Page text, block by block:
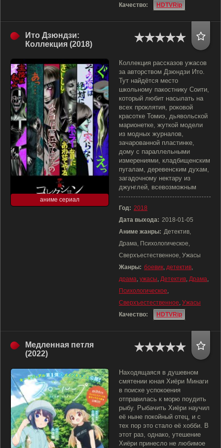
Качество:
HDTVRip
Ито Дзюндзи:
Коллекция (2018)
аниме сериал
Коллекция рассказов ужасов
за авторством Дзюндзи Ито.
Тут найдётся место
школьному пакостнику Соити,
который любит насылать на
всех проклятия, роковой
красотке Томиэ, дьявольской
марионетке, жуткой модели
из модных журналов,
зачарованной пластинке,
дому с параллельными
измерениями, кладбищенским
пугалам, деревенским духам,
загадочному нектару из
джунглей, всевозможным
Год: 2018
Дата выхода: 2018-01-05
Аниме жанры: Детектив,
Драма, Психологическое,
Сверхъестественное, Ужасы
Жанры: боевик, детектив,
драма, ужасы, Детектив, Драма,
Психологическое,
Сверхъестественное, Ужасы
Качество:
HDTVRip
Медленная петля
(2022)
Находящаяся в душевном
смятении юная Хиёри Минаги
в поиске успокоения
отправилась к морю поудить
рыбу. Рыбачить Хиёри научил
её ныне покойный отец, и с
тех пор это стало её хобби. В
этот раз, однако, утешение
Хиёри принесло не любимое